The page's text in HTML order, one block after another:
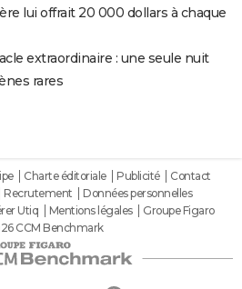
lui offrait 20 000 dollars à chaque
extraordinaire : une seule nuit
rares
Charte éditoriale Publicité
Contact
Recrutement
Données personnelles
Utiq Mentions légales
Groupe Figaro
CCM Benchmark